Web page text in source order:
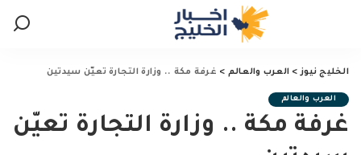
الخليج نيوز> العرب والعالم > غرفة مكة .. وزارة التجارة تعيّن سيدتين
العرب والعالم
غرفة مكة .. وزارة التجارة تعيّن